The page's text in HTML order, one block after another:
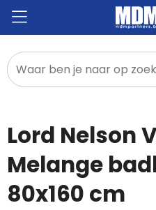
Relatiegeschenken
Promotietextiel
Sportkleding
Lord Nelson
Melange
80x160 cm